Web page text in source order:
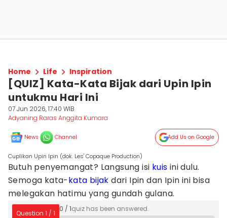
Home Life Inspiration
[QUIZ] Kata-Kata Bijak dari Upin Ipin
untukmu Hari Ini
07 Jun 2026, 17:40 WIB
Adyaning Raras Anggita Kumara
News Channel Add Us on Google
Cuplikan Upin Ipin (dok. Les' Copaque Production)
Butuh penyemangat? Langsung isi kuis ini dulu.
Semoga kata-kata bijak dari Ipin dan Ipin ini bisa
melegakan hatimu yang gundah gulana.
Question 1 / 1
0 / 1quiz has been answered.